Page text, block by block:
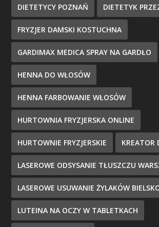
DIETETYCY POZNAŃ DIETETYK
FRYZJER DAMSKI KOSTUCHNA
GARDIMAX MEDICA SPRAY NA GARDŁO
HENNA DO WŁOSÓW
HENNA FARBOWANIE WŁOSÓW
HURTOWNIA FRYZJERSKA ONLINE
HURTOWNIE FRYZJERSKIE KREATOR
LASEROWE ODSYSANIE TŁUSZCZU
LASEROWE USUWANIE ŻYLAKÓW
LUTEINA NA OCZY W TABLETKACH